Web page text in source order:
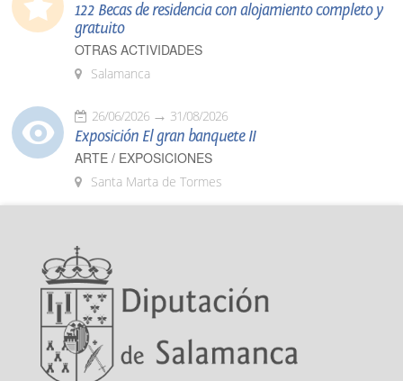
122 Becas de residencia con alojamiento completo y
gratuito
OTRAS ACTIVIDADES
Salamanca
26/06/2026 31/08/2026
Exposición El gran banquete II
ARTE / EXPOSICIONES
Santa Marta de Tormes